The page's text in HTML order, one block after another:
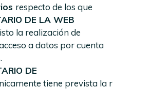
respecto de los que
DE LA WEB
la realización de
a datos por cuenta
DE
tiene prevista la r